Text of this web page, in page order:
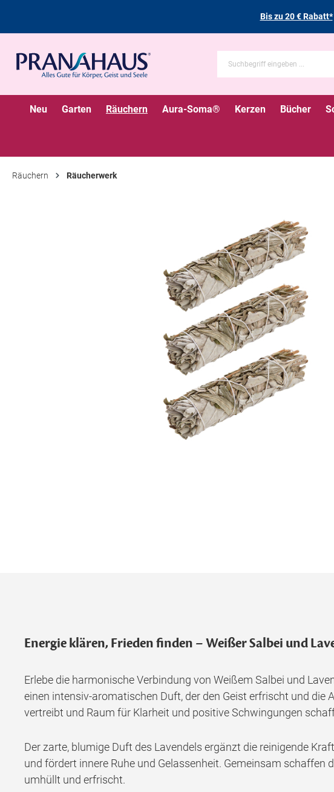
Bis zu 20 € Rabatt*
Neu Garten Räuchern Aura-Soma® Kerzen Bücher
Räuchern Räucherwerk
Energie klären, Frieden finden – Weißer Salbei und
Erlebe die harmonische Verbindung von Weißem Salbei und
einen intensiv-aromatischen Duft, der den Geist erfrischt und die
vertreibt und Raum für Klarheit und positive Schwingungen
Der zarte, blumige Duft des Lavendels ergänzt die reinigende
und fördert innere Ruhe und Gelassenheit. Gemeinsam schaffen
umhüllt und erfrischt.